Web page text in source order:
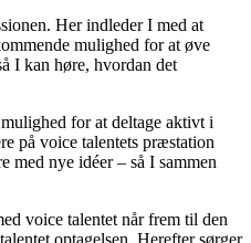
Her indleder I med at
mulighed for at øve
I kan høre, hvordan det
for at deltage aktivt i
på voice talentets præstation
med nye idéer – så I sammen
voice talentet når frem til den